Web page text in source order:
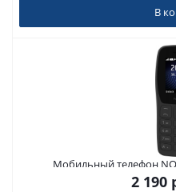
В
Мобильный телефон
2 190